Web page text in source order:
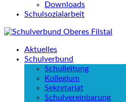
Downloads
Schulsozialarbeit
Aktuelles
Schulverbund
Schulleitung
Kollegium
Sekretariat
Schulvereinbarung